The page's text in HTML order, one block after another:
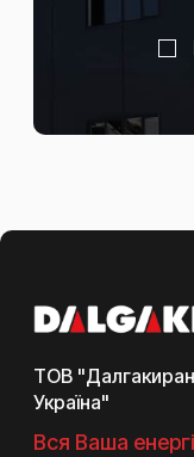
ТОВ
Україна"
Вся Ваша